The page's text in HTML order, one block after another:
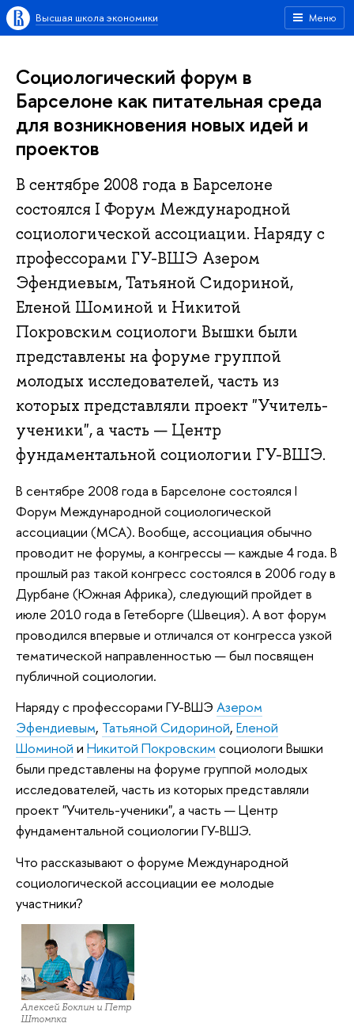
Меню
Высшая школа экономики
Социологический форум в
Барселоне как питательная среда
для возникновения новых идей и
проектов
В сентябре 2008 года в Барселоне
состоялся I Форум Международной
социологической ассоциации. Наряду с
профессорами ГУ-ВШЭ Азером
Эфендиевым, Татьяной Сидориной,
Еленой Шоминой и Никитой
Покровским социологи Вышки были
представлены на форуме группой
молодых исследователей, часть из
которых представляли проект "Учитель-
ученики", а часть — Центр
фундаментальной социологии ГУ-ВШЭ.
В сентябре 2008 года в Барселоне состоялся I
Форум Международной социологической
ассоциации (МСА). Вообще, ассоциация обычно
проводит не форумы, а конгрессы — каждые 4 года. В
прошлый раз такой конгресс состоялся в 2006 году в
Дурбане (Южная Африка), следующий пройдет в
июле 2010 года в Гетеборге (Швеция). А вот форум
проводился впервые и отличался от конгресса узкой
тематической направленностью — был посвящен
публичной социологии.
Наряду с профессорами ГУ-ВШЭ Азером
Эфендиевым, Татьяной Сидориной, Еленой
Шоминой и Никитой Покровским социологи Вышки
были представлены на форуме группой молодых
исследователей, часть из которых представляли
проект "Учитель-ученики", а часть — Центр
фундаментальной социологии ГУ-ВШЭ.
Что рассказывают о форуме Международной
социологической ассоциации ее молодые
участники?
Алексей Боклин и Петр
Штомпка